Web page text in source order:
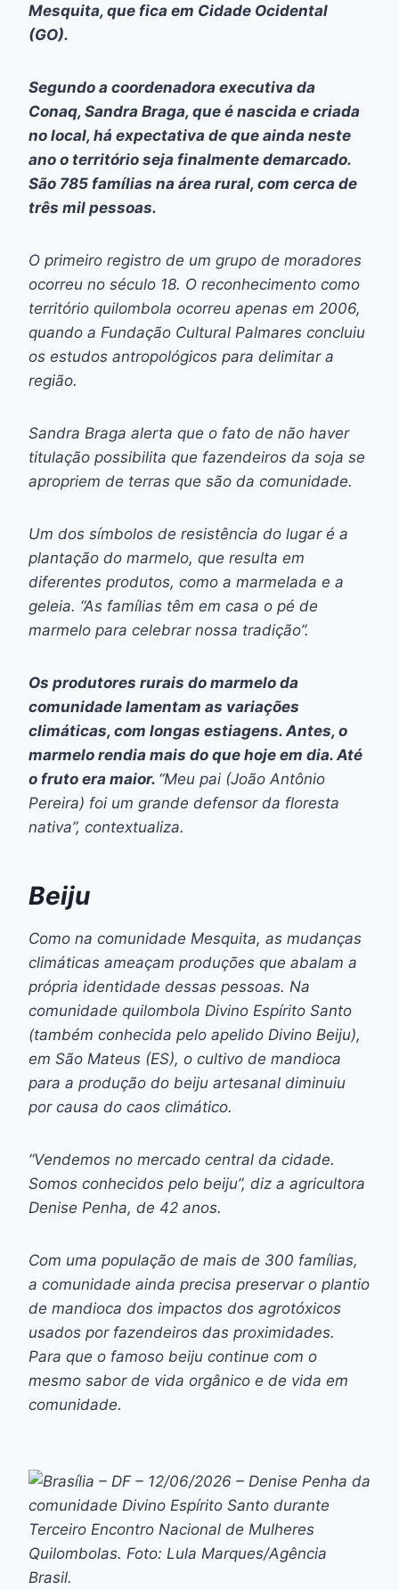
Mesquita, que fica em Cidade Ocidental
(GO).
Segundo a coordenadora executiva da
Conaq, Sandra Braga, que é nascida e criada
no local, há expectativa de que ainda neste
ano o território seja finalmente demarcado.
São 785 famílias na área rural, com cerca de
três mil pessoas.
O primeiro registro de um grupo de moradores
ocorreu no século 18. O reconhecimento como
território quilombola ocorreu apenas em 2006,
quando a Fundação Cultural Palmares concluiu
os estudos antropológicos para delimitar a
região.
Sandra Braga alerta que o fato de não haver
titulação possibilita que fazendeiros da soja se
apropriem de terras que são da comunidade.
Um dos símbolos de resistência do lugar é a
plantação do marmelo, que resulta em
diferentes produtos, como a marmelada e a
geleia. “As famílias têm em casa o pé de
marmelo para celebrar nossa tradição”.
Os produtores rurais do marmelo da
comunidade lamentam as variações
climáticas, com longas estiagens. Antes, o
marmelo rendia mais do que hoje em dia. Até
o fruto era maior. “Meu pai (João Antônio
Pereira) foi um grande defensor da floresta
nativa”, contextualiza.
Beiju
Como na comunidade Mesquita, as mudanças
climáticas ameaçam produções que abalam a
própria identidade dessas pessoas. Na
comunidade quilombola Divino Espírito Santo
(também conhecida pelo apelido Divino Beiju),
em São Mateus (ES), o cultivo de mandioca
para a produção do beiju artesanal diminuiu
por causa do caos climático.
“Vendemos no mercado central da cidade.
Somos conhecidos pelo beiju”, diz a agricultora
Denise Penha, de 42 anos.
Com uma população de mais de 300 famílias,
a comunidade ainda precisa preservar o plantio
de mandioca dos impactos dos agrotóxicos
usados por fazendeiros das proximidades.
Para que o famoso beiju continue com o
mesmo sabor de vida orgânico e de vida em
comunidade.